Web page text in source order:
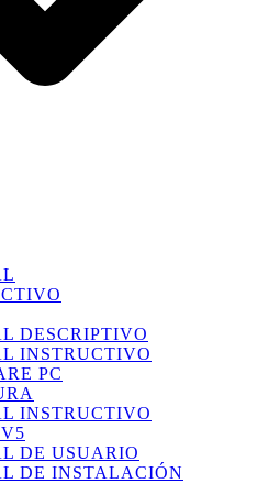
DESCRIPTIVO
INSTRUCTIVO
PC
INSTRUCTIVO
DE USUARIO
DE INSTALACIÓN